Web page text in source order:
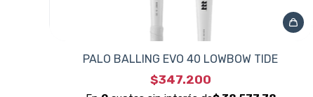
PALO BALLING EVO 40 LOWBOW TIDE
$347.200